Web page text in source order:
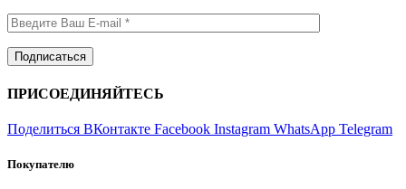
ПРИСОЕДИНЯЙТЕСЬ
Поделиться ВКонтакте Facebook Instagram WhatsApp Telegram
Покупателю